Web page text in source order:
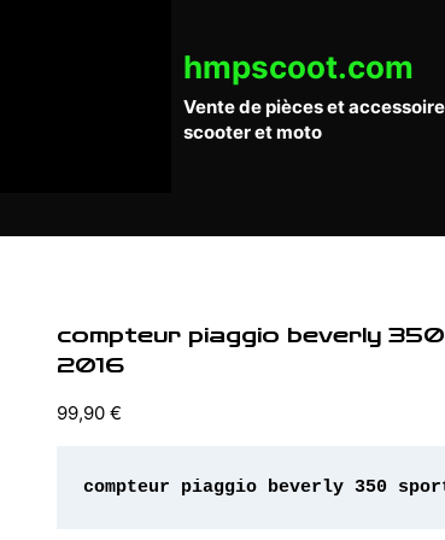
hmpscoot.com
Vente de pièces et
scooter et moto
compteur piaggio beverly
2016
99,90 €
compteur piaggio beverly 350